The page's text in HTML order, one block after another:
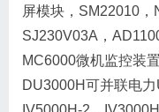
屏模块，SM22010，
SJ230V03A，
MC6000微机监控装
DU3000H可并联电